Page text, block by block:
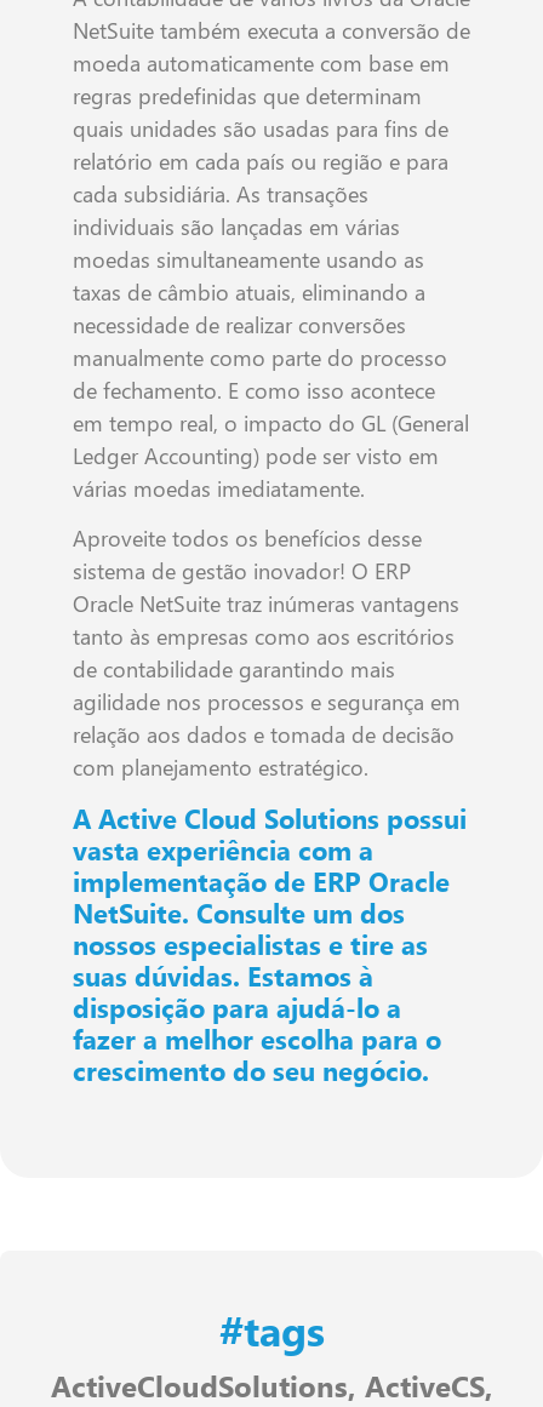
NetSuite também executa a conversão de
moeda automaticamente com base em
regras predefinidas que determinam
quais unidades são usadas para fins de
relatório em cada país ou região e para
cada subsidiária. As transações
individuais são lançadas em várias
moedas simultaneamente usando as
taxas de câmbio atuais, eliminando a
necessidade de realizar conversões
manualmente como parte do processo
de fechamento. E como isso acontece
em tempo real, o impacto do GL (General
Ledger Accounting) pode ser visto em
várias moedas imediatamente.
Aproveite todos os benefícios desse
sistema de gestão inovador! O ERP
Oracle NetSuite traz inúmeras vantagens
tanto às empresas como aos escritórios
de contabilidade garantindo mais
agilidade nos processos e segurança em
relação aos dados e tomada de decisão
com planejamento estratégico.
A Active Cloud Solutions possui
vasta experiência com a
implementação de ERP Oracle
NetSuite. Consulte um dos
nossos especialistas e tire as
suas dúvidas. Estamos à
disposição para ajudá-lo a
fazer a melhor escolha para o
crescimento do seu negócio.
#tags
ActiveCloudSolutions, ActiveCS,